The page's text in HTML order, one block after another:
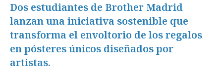
Dos estudiantes de Brother Madrid
lanzan una iniciativa sostenible que
transforma el envoltorio de los regalos
en pósteres únicos diseñados por
artistas.